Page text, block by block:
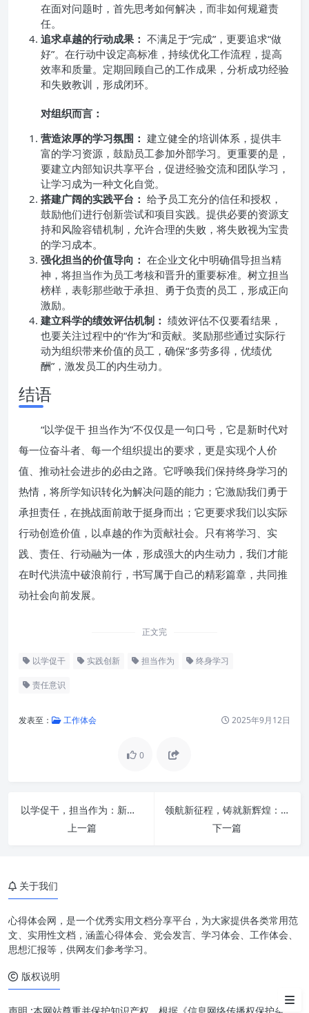
在面对问题时，首先思考如何解决，而非如何规避责
任。
追求卓越的行动成果： 不满足于“完成”，更要追求“做
好”。在行动中设定高标准，持续优化工作流程，提高
效率和质量。定期回顾自己的工作成果，分析成功经验
和失败教训，形成闭环。
对组织而言：
营造浓厚的学习氛围： 建立健全的培训体系，提供丰
富的学习资源，鼓励员工参加外部学习。更重要的是，
要建立内部知识共享平台，促进经验交流和团队学习，
让学习成为一种文化自觉。
搭建广阔的实践平台： 给予员工充分的信任和授权，
鼓励他们进行创新尝试和项目实践。提供必要的资源支
持和风险容错机制，允许合理的失败，将失败视为宝贵
的学习成本。
强化担当的价值导向： 在企业文化中明确倡导担当精
神，将担当作为员工考核和晋升的重要标准。树立担当
榜样，表彰那些敢于承担、勇于负责的员工，形成正向
激励。
建立科学的绩效评估机制： 绩效评估不仅要看结果，
也要关注过程中的“作为”和贡献。奖励那些通过实际行
动为组织带来价值的员工，确保“多劳多得，优绩优
酬”，激发员工的内生动力。
结语
“以学促干 担当作为”不仅仅是一句口号，它是新时代对
每一位奋斗者、每一个组织提出的要求，更是实现个人价
值、推动社会进步的必由之路。它呼唤我们保持终身学习的
热情，将所学知识转化为解决问题的能力；它激励我们勇于
承担责任，在挑战面前敢于挺身而出；它更要求我们以实际
行动创造价值，以卓越的作为贡献社会。只有将学习、实
践、责任、行动融为一体，形成强大的内生动力，我们才能
在时代洪流中破浪前行，书写属于自己的精彩篇章，共同推
动社会向前发展。
正文完
以学促干 实践创新 担当作为 终身学习
责任意识
发表至： 工作体会 2025年9月12日
0
以学促干，担当作为：新时代赋能成长与价值创造的引擎
上一篇
领航新征程，铸就新辉煌：深入学习习近平总书记重要指示精神，以感恩之心奋进一流标准
下一篇
螺旋式上升
如何在实践中践行“以学促干 担
关于我们
心得体会网，是一个优秀实用文档分享平台，为大家提供各类常用范
文、实用性文档，涵盖心得体会、党会发言、学习体会、工作体会、
思想汇报等，供网友们参考学习。
版权说明